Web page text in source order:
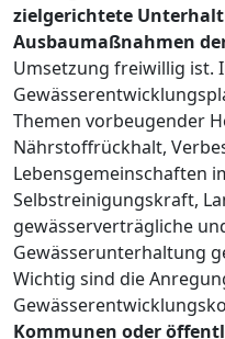
zielgerichtete
Ausbaumaßnahmen
Umsetzung freiwillig ist.
Themen vorbeugender
Nährstoffrückhalt,
Lebensgemeinschaften
Selbstreinigungskraft,
gewässerverträgliche
Gewässerunterhaltung
Wichtig sind die
Kommunen oder